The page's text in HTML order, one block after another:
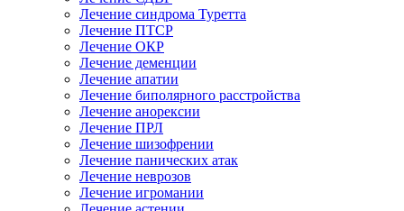
Лечение синдрома Туретта
Лечение ПТСР
Лечение ОКР
Лечение деменции
Лечение апатии
Лечение биполярного расстройства
Лечение анорексии
Лечение ПРЛ
Лечение шизофрении
Лечение панических атак
Лечение неврозов
Лечение игромании